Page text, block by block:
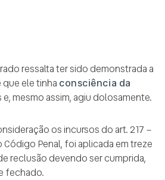
ressalta ter sido demonstrada a
ele tinha consciência da
mesmo assim, agiu dolosamente.
os incursos do art. 217 –
Código Penal, foi aplicada em treze
reclusão devendo ser cumprida,
fechado.